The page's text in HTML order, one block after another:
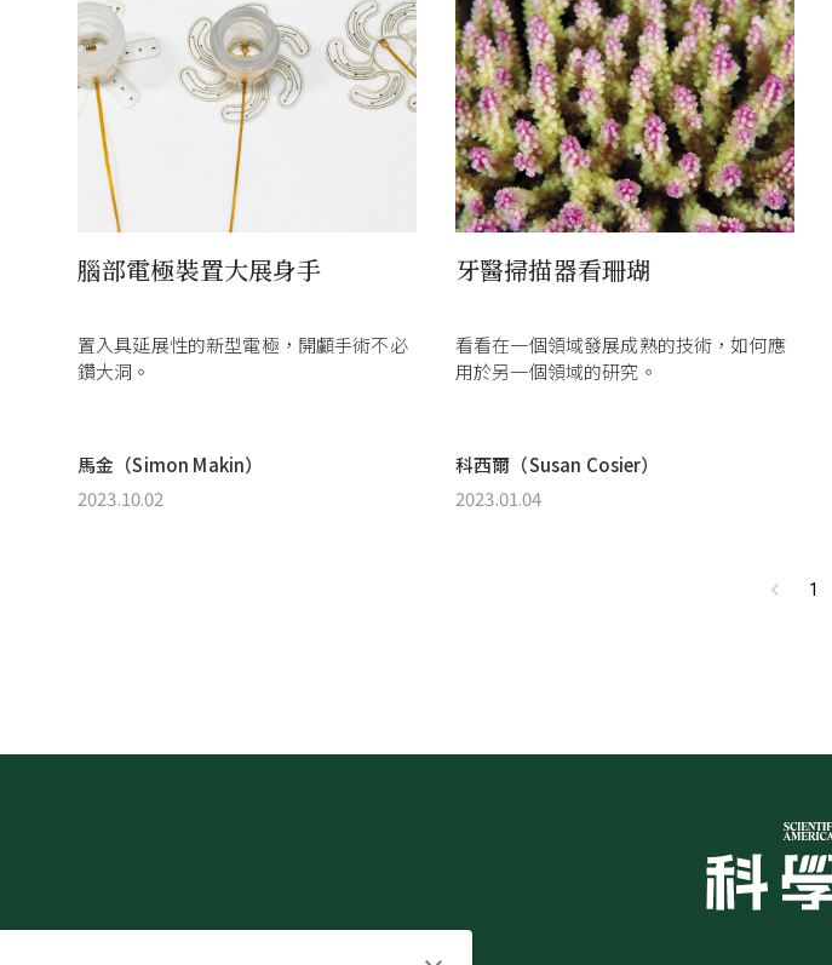
腦部電極裝置大展身手
置入具延展性的新型電極，開顱手術不必
鑽大洞。
馬金（Simon Makin）
2023.10.02
牙醫掃描器看珊瑚
看看在一個領域發展成熟的技術，如何應
用於另一個領域的研究。
科西爾（Susan Cosier）
2023.01.04
1